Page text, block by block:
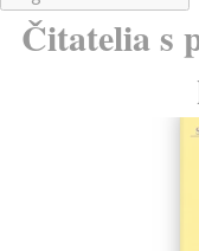
Čitatelia s